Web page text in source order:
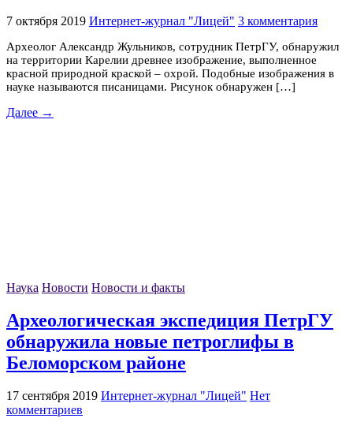
7 октября 2019 Интернет-журнал "Лицей" 3 комментария
Археолог Александр Жульников, сотрудник ПетрГУ, обнаружил
на территории Карелии древнее изображение, выполненное
красной природной краской – охрой. Подобные изображения в
науке называются писаницами. Рисунок обнаружен […]
Далее →
Наука Новости Новости и факты
Археологическая экспедиция ПетрГУ
обнаружила новые петроглифы в
Беломорском районе
17 сентября 2019 Интернет-журнал "Лицей" Нет
комментариев